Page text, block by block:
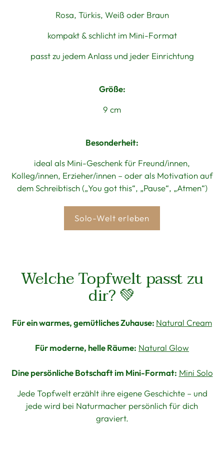
Rosa, Türkis, Weiß oder Braun
kompakt & schlicht im Mini-Format
passt zu jedem Anlass und jeder Einrichtung
Größe:
9 cm
Besonderheit:
ideal als Mini-Geschenk für Freund/innen,
Kolleg/innen, Erzieher/innen – oder als Motivation auf
dem Schreibtisch („You got this“, „Pause“, „Atmen“)
Solo-Welt erleben
Welche Topfwelt passt zu
dir? 💚
Für ein warmes, gemütliches Zuhause: Natural Cream
Für moderne, helle Räume: Natural Glow
Dine persönliche Botschaft im Mini-Format: Mini Solo
Jede Topfwelt erzählt ihre eigene Geschichte – und
jede wird bei Naturmacher persönlich für dich
graviert.